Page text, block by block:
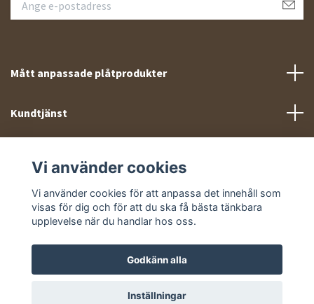
Mått anpassade plåtprodukter
Kundtjänst
Sociala medier
© 2026 Takprofiler.se
Vi använder cookies
Vi använder cookies för att anpassa det innehåll som
visas för dig och för att du ska få bästa tänkbara
upplevelse när du handlar hos oss.
Godkänn alla
Inställningar